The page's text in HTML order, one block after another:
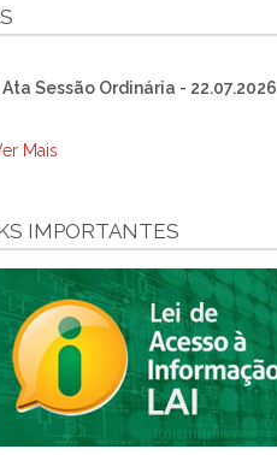
Ata Sessão Ordinária - 22.07.2026
Mais
IMPORTANTES